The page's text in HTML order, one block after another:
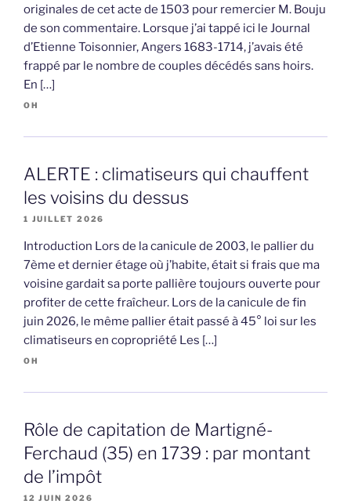
originales de cet acte de 1503 pour remercier M. Bouju
de son commentaire. Lorsque j’ai tappé ici le Journal
d’Etienne Toisonnier, Angers 1683-1714, j’avais été
frappé par le nombre de couples décédés sans hoirs.
En […]
OH
ALERTE : climatiseurs qui chauffent
les voisins du dessus
1 JUILLET 2026
Introduction Lors de la canicule de 2003, le pallier du
7ème et dernier étage où j’habite, était si frais que ma
voisine gardait sa porte pallière toujours ouverte pour
profiter de cette fraîcheur. Lors de la canicule de fin
juin 2026, le même pallier était passé à 45° loi sur les
climatiseurs en copropriété Les […]
OH
Rôle de capitation de Martigné-
Ferchaud (35) en 1739 : par montant
de l’impôt
12 JUIN 2026